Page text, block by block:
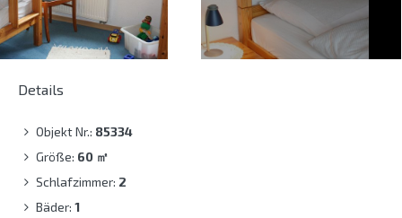
Details
Objekt Nr.: 85334
Größe: 60 ㎡
Schlafzimmer: 2
Bäder: 1